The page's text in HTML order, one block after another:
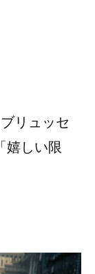
リュッセ
嬉しい限